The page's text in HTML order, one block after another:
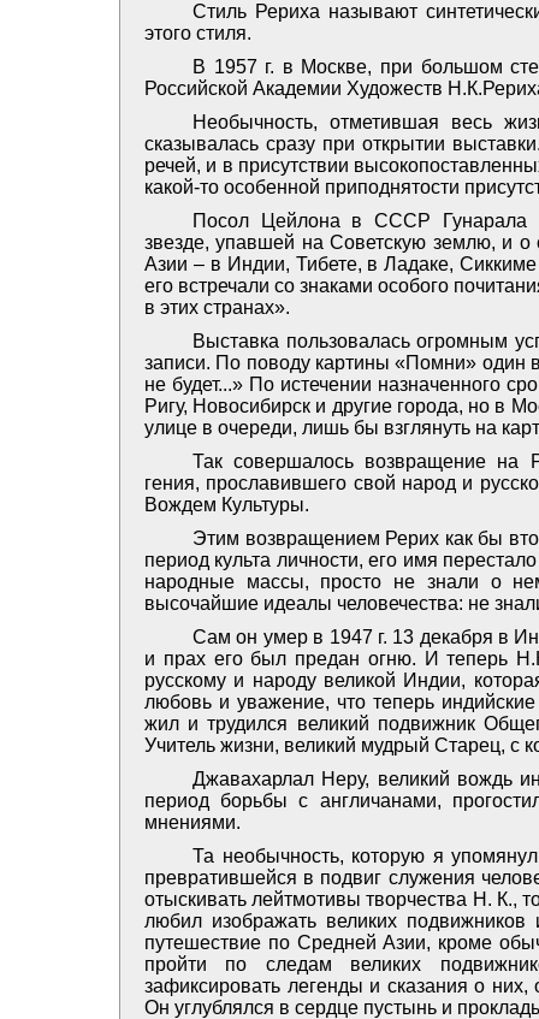
Стиль Рериха называют
этого стиля.
В 1957 г. в Москве, при большом
Российской Академии Художеств
Необычность, отметившая весь
сказывалась сразу при открытии
речей, и в присутствии
какой-то особенной приподнятости
Посол Цейлона в СССР Гунарала
звезде, упавшей на Советскую землю, и
Азии – в Индии, Тибете, в Ладаке,
его встречали со знаками особого
в этих странах».
Выставка пользовалась огромным
записи. По поводу картины «Помни» один
не будет...» По истечении назначенного
Ригу, Новосибирск и другие города, но в
улице в очереди, лишь бы взглянуть на
Так совершалось возвращение на
гения, прославившего свой народ и
Вождем Культуры.
Этим возвращением Рерих как бы
период культа личности, его имя
народные массы, просто не знали о
высочайшие идеалы человечества: не
Сам он умер в 1947 г. 13 декабря в
и прах его был предан огню. И теперь
русскому и народу великой Индии,
любовь и уважение, что теперь
жил и трудился великий подвижник
Учитель жизни, великий мудрый Старец, с
Джавахарлал Неру, великий вождь
период борьбы с англичанами,
мнениями.
Та необычность, которую я
превратившейся в подвиг служения
отыскивать лейтмотивы творчества Н. К.,
любил изображать великих
путешествие по Средней Азии, кроме
пройти по следам великих
зафиксировать легенды и сказания о
Он углублялся в сердце пустынь и